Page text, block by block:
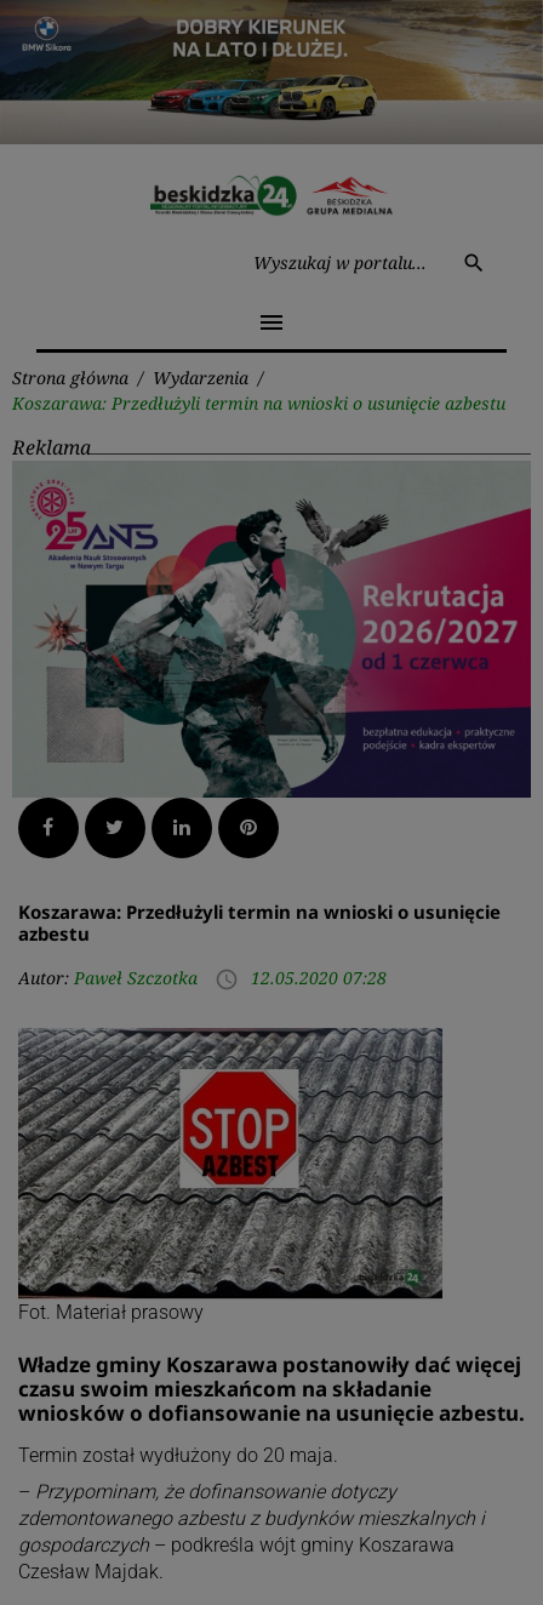
Przejdź
treści
search
menu
Strona główna / Wydarzenia /
Koszarawa: Przedłużyli termin na wnioski o usunięcie azbestu
Reklama
Facebook Twitter LinkedInPinterest
Koszarawa: Przedłużyli termin na wnioski o usunięcie
azbestu
Autor: Paweł Szczotka access_time 12.05.2020 07:28
Fot. Materiał prasowy
Władze gminy Koszarawa postanowiły dać więcej
czasu swoim mieszkańcom na składanie
wniosków o dofiansowanie na usunięcie azbestu.
Termin został wydłużony do 20 maja.
– Przypominam, że dofinansowanie dotyczy
zdemontowanego azbestu z budynków mieszkalnych i
gospodarczych– podkreśla wójt gminy Koszarawa
Czesław Majdak.